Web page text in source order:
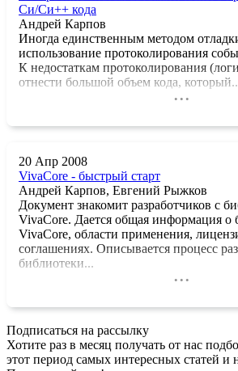
Си/Си++ кода
Андрей Карпов
Иногда единственным методом
использование протоколирования
К недостаткам протоколирования
отнести большой объем кода,...
20 Апр 2008
VivaCore - быстрый старт
Андрей Карпов, Евгений Рыжков
Документ знакомит разработчиков с
VivaCore. Дается общая информация о
VivaCore, области применения,
соглашениях. Описывается процесс
библиотеки...
...
Подписаться на рассылку
Хотите раз в месяц получать от нас
этот период самых интересных статей и